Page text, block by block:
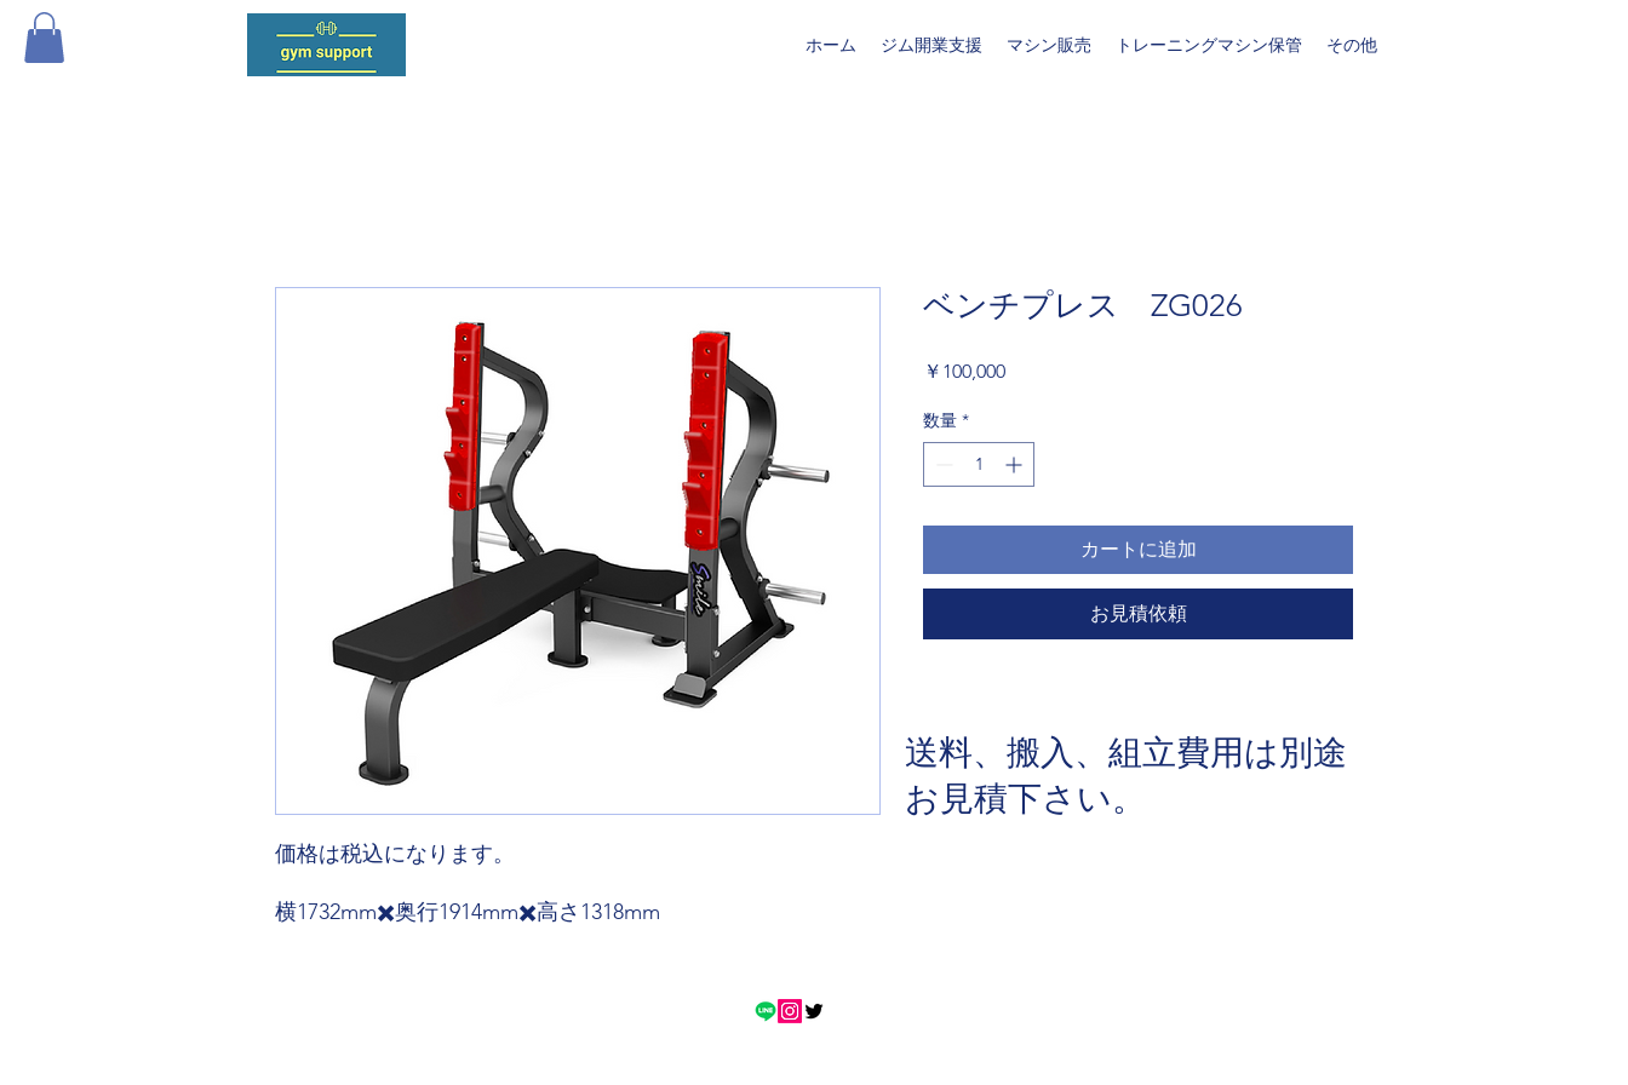
ホーム ジム開業支援 マシン販売 トレーニングマシン保管 その他
価格は税込になります。
横1732mm✖️奥行1914mm✖️高さ1318mm
ベンチプレス ZG026
￥100,000価
数量 *
カートに追加
お見積依頼
送料、搬入、組立費用は別途
​お見積下さい。